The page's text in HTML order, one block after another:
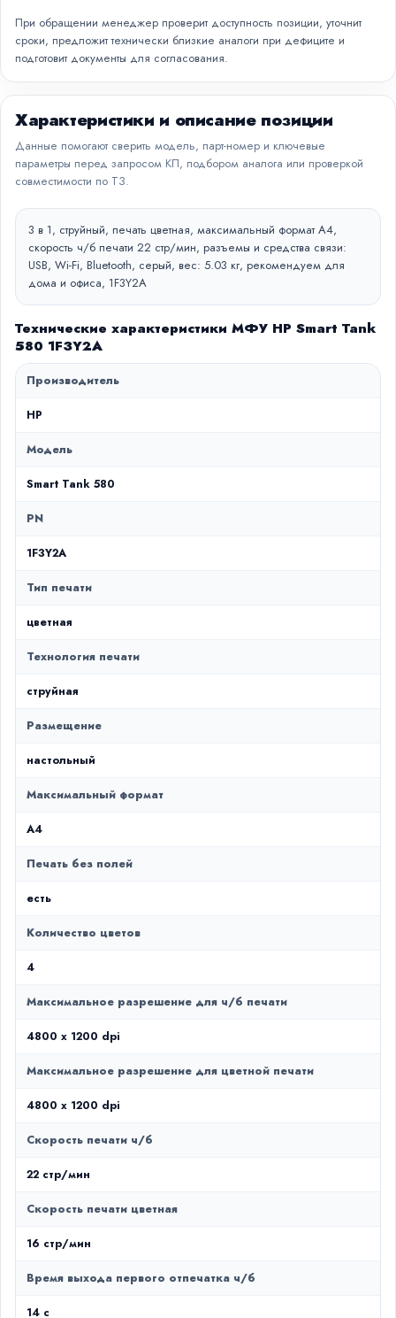
При обращении менеджер проверит доступность позиции, уточнит
сроки, предложит технически близкие аналоги при дефиците и
подготовит документы для согласования.
Характеристики и описание позиции
Данные помогают сверить модель, парт-номер и ключевые
параметры перед запросом КП, подбором аналога или проверкой
совместимости по ТЗ.
3 в 1, струйный, печать цветная, максимальный формат А4,
скорость ч/б печати 22 стр/мин, разъемы и средства связи:
USB, Wi-Fi, Bluetooth, серый, вес: 5.03 кг, рекомендуем для
дома и офиса, 1F3Y2A
Технические характеристики МФУ HP Smart Tank
580 1F3Y2A
Производитель
HP
Модель
Smart Tank 580
PN
1F3Y2A
Тип печати
цветная
Технология печати
струйная
Размещение
настольный
Максимальный формат
A4
Печать без полей
есть
Количество цветов
4
Максимальное разрешение для ч/б печати
4800 x 1200 dpi
Максимальное разрешение для цветной печати
4800 x 1200 dpi
Скорость печати ч/б
22 стр/мин
Скорость печати цветная
16 стр/мин
Время выхода первого отпечатка ч/б
14 c